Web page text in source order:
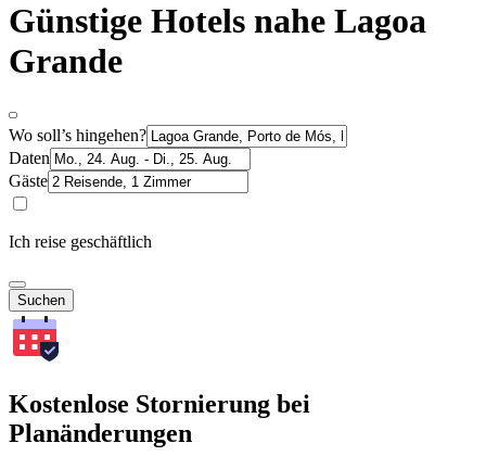
Günstige Hotels nahe Lagoa
Grande
Wo soll’s hingehen?
Daten
Gäste
Ich reise geschäftlich
Suchen
Kostenlose Stornierung bei
Planänderungen